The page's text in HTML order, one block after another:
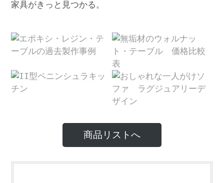
家具がきっと見つかる。
商品リストへ